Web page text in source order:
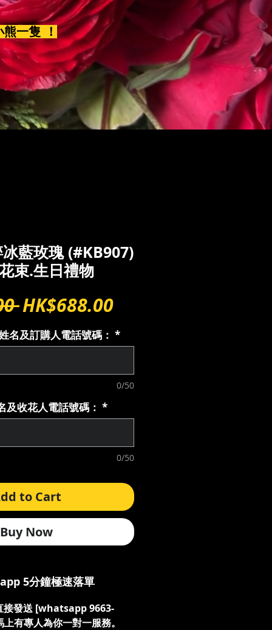
一隻 ！
藍玫瑰 (#KB907)
束.生日禮物
Regular
Price
HK$688.00Sale
Price
名及訂購人電話號碼： *
0/50
及收花人電話號碼： *
0/50
to Cart
Buy Now
5分鐘極速落單
接發送 [whatsapp 9663-
有專人為你一對一服務。